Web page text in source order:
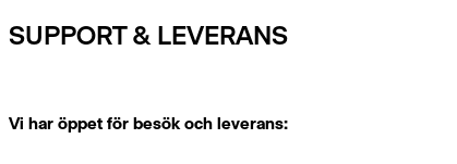
SUPPORT & LEVERANS
Vi har öppet för besök och leverans: